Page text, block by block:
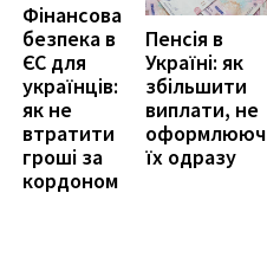
Фінансова
безпека в
ЄС для
українців:
як не
втратити
гроші за
кордоном
Пенсія в
Україні: як
збільшити
виплати, не
їх одразу